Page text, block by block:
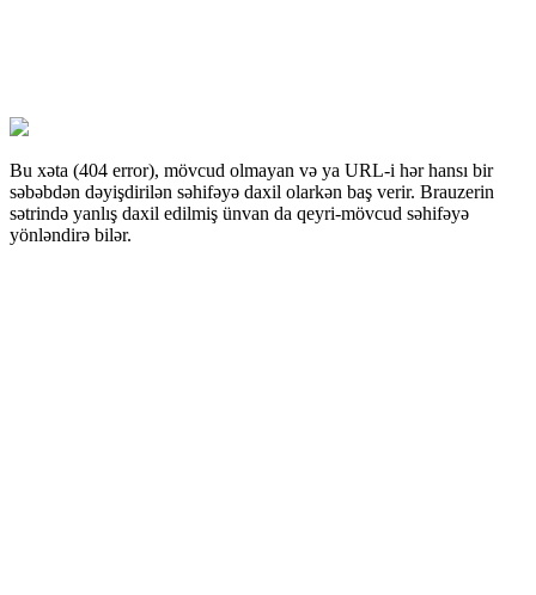
Bu xəta (404 error), mövcud olmayan və ya URL-i hər hansı bir
səbəbdən dəyişdirilən səhifəyə daxil olarkən baş verir. Brauzerin
sətrində yanlış daxil edilmiş ünvan da qeyri-mövcud səhifəyə
yönləndirə bilər.